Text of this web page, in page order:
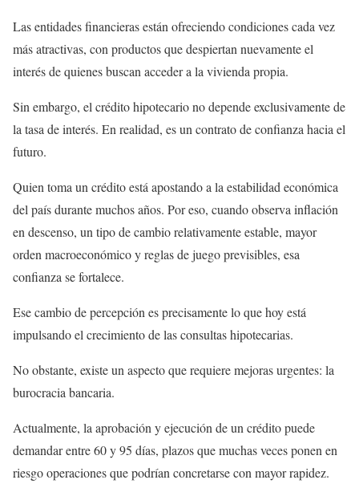
Las entidades financieras están ofreciendo condiciones cada vez
más atractivas, con productos que despiertan nuevamente el
interés de quienes buscan acceder a la vivienda propia.
Sin embargo, el crédito hipotecario no depende exclusivamente de
la tasa de interés. En realidad, es un contrato de confianza hacia el
futuro.
Quien toma un crédito está apostando a la estabilidad económica
del país durante muchos años. Por eso, cuando observa inflación
en descenso, un tipo de cambio relativamente estable, mayor
orden macroeconómico y reglas de juego previsibles, esa
confianza se fortalece.
Ese cambio de percepción es precisamente lo que hoy está
impulsando el crecimiento de las consultas hipotecarias.
No obstante, existe un aspecto que requiere mejoras urgentes: la
burocracia bancaria.
Actualmente, la aprobación y ejecución de un crédito puede
demandar entre 60 y 95 días, plazos que muchas veces ponen en
riesgo operaciones que podrían concretarse con mayor rapidez.